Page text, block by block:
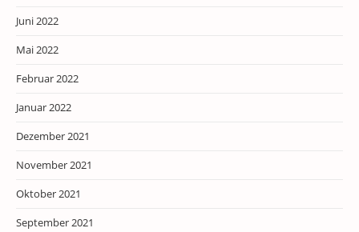
Juni 2022
Mai 2022
Februar 2022
Januar 2022
Dezember 2021
November 2021
Oktober 2021
September 2021